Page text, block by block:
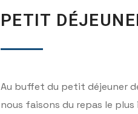
PETIT
Au buffet du petit déjeuner
nous faisons du repas le